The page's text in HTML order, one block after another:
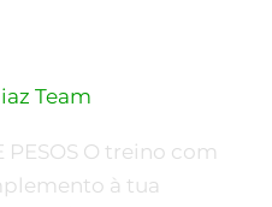
Team
PESOS O treino com
à tua